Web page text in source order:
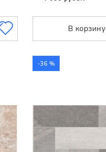
В корзину
-36 %